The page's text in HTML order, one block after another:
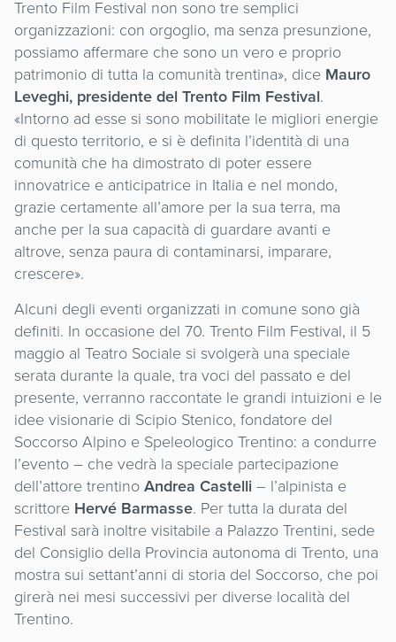
Trento Film Festival non sono tre semplici
organizzazioni: con orgoglio, ma senza presunzione,
possiamo affermare che sono un vero e proprio
patrimonio di tutta la comunità trentina», dice Mauro
Leveghi, presidente del Trento Film Festival.
«Intorno ad esse si sono mobilitate le migliori energie
di questo territorio, e si è definita l’identità di una
comunità che ha dimostrato di poter essere
innovatrice e anticipatrice in Italia e nel mondo,
grazie certamente all’amore per la sua terra, ma
anche per la sua capacità di guardare avanti e
altrove, senza paura di contaminarsi, imparare,
crescere».
Alcuni degli eventi organizzati in comune sono già
definiti. In occasione del 70. Trento Film Festival, il 5
maggio al Teatro Sociale si svolgerà una speciale
serata durante la quale, tra voci del passato e del
presente, verranno raccontate le grandi intuizioni e le
idee visionarie di Scipio Stenico, fondatore del
Soccorso Alpino e Speleologico Trentino: a condurre
l’evento – che vedrà la speciale partecipazione
dell’attore trentinoAndrea Castelli– l’alpinista e
scrittore Hervé Barmasse. Per tutta la durata del
Festival sarà inoltre visitabile a Palazzo Trentini, sede
del Consiglio della Provincia autonoma di Trento, una
mostra sui settant’anni di storia del Soccorso, che poi
girerà nei mesi successivi per diverse località del
Trentino.